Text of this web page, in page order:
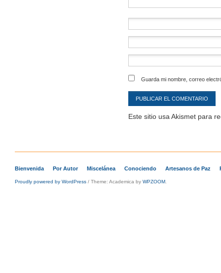
Guarda mi nombre, correo
Este sitio usa Akismet para
Bienvenida Por Autor Miscelánea Conociendo Artesanos de Paz
Proudly powered by WordPress / Theme: Academica by WPZOOM